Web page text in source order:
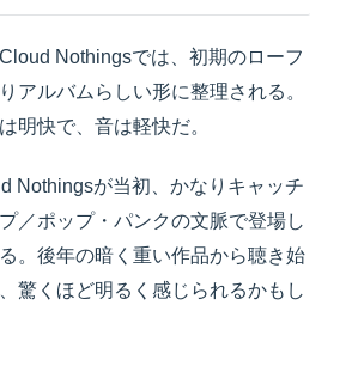
Nothingsでは、初期のローフ
アルバムらしい形に整理される。
明快で、音は軽快だ。
Nothingsが当初、かなりキャッチ
／ポップ・パンクの文脈で登場し
。後年の暗く重い作品から聴き始
驚くほど明るく感じられるかもし